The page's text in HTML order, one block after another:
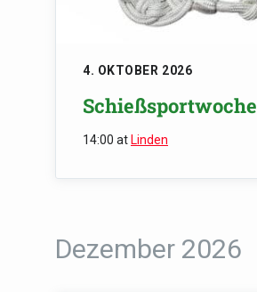
4. OKTOBER 2026
Schießsportwoche
14:00 at Linden
Dezember 2026